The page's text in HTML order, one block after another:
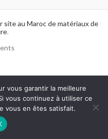
site au Maroc de matériaux de
.
vous garantir la meilleure
vous continuez à utiliser ce
vous en êtes satisfait.